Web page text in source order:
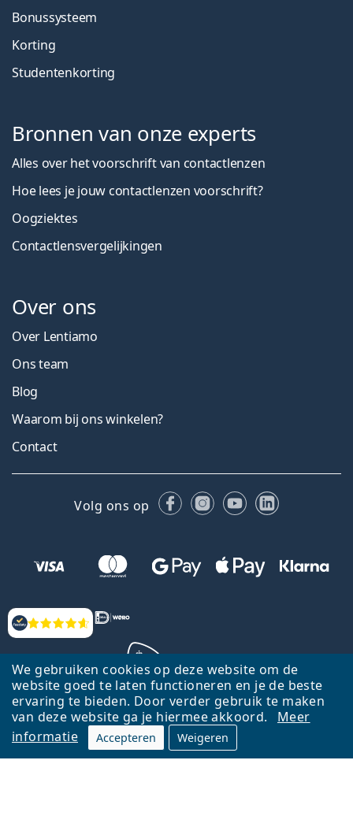
We gebruiken cookies op deze website om de
website goed te laten functioneren en je de beste
ervaring te bieden. Door verder gebruik te maken
van deze website ga je hiermee akkoord.
Meer
informatie
Accepteren Weigeren
Beoordelingen
Bonussysteem
Korting
Studentenkorting
Bronnen van onze experts
Alles over het voorschrift van contactlenzen
Hoe lees je jouw contactlenzen voorschrift?
Oogziektes
Contactlensvergelijkingen
Over ons
Over Lentiamo
Ons team
Blog
Waarom bij ons winkelen?
Contact
Volg ons op FacebookInstagram
YouTubeLinkedIn
Terug naar de homepagina
Ga omhoog
Lentiamo.nl is eigendom van en wordt beheerd door Lentiamo s.r.o.,
Tsjechië
Hier al 18 jaar voor jou.